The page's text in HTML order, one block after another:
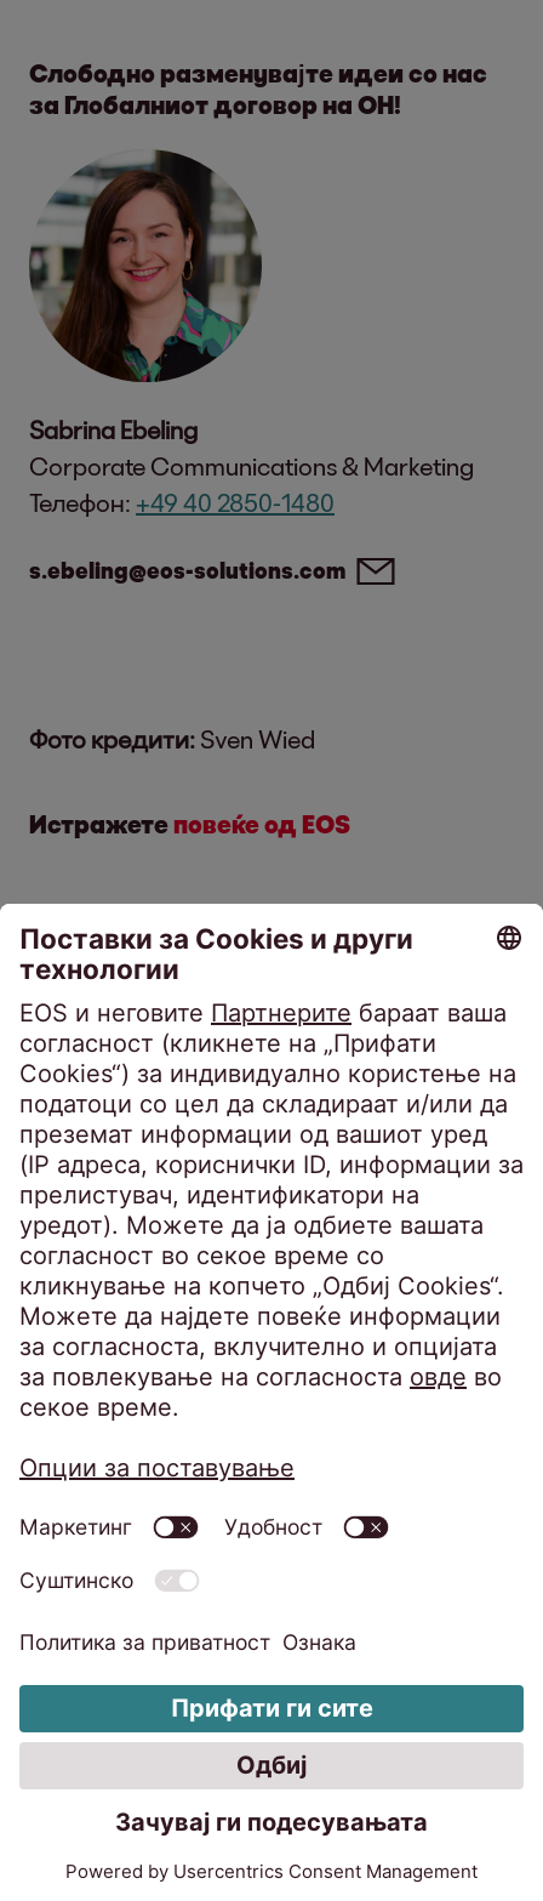
Слободно разменувајте идеи со нас
за Глобалниот договор на ОН!
Sabrina Ebeling
Corporate Communications & Marketing
Телефон: +49 40 2850-1480
s.ebeling@eos-solutions.com
Фото кредити: Sven Wied
Истражете повеќе од EOS
Обезбедени
побарувања
Необезбедени
побарувања
Фискална година 2025/26: EOS расте
во Источна Европа
20.7.2026 4 минути
Консолидираната EOS ја зајакнува
својата пазарна позиција во Источна
приходите и со стекнување големи
портфолија. Карстен Тидов се осврнува
на фискалната година 2025/26.
Дознај повеќе